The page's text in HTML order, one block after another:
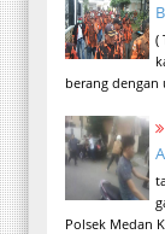
(
berang dengan
Polsek Medan